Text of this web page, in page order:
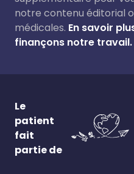
notre contenu éditorial
médicales. En savoir
finançons notre travail.
Le
patient
fait
partie de